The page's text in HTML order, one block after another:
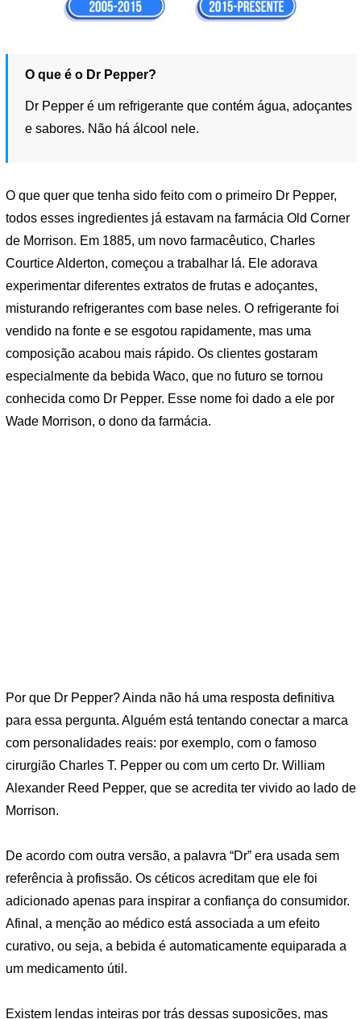
O que é o Dr Pepper?
Dr Pepper é um refrigerante que contém água, adoçantes
e sabores. Não há álcool nele.
O que quer que tenha sido feito com o primeiro Dr Pepper,
todos esses ingredientes já estavam na farmácia Old Corner
de Morrison. Em 1885, um novo farmacêutico, Charles
Courtice Alderton, começou a trabalhar lá. Ele adorava
experimentar diferentes extratos de frutas e adoçantes,
misturando refrigerantes com base neles. O refrigerante foi
vendido na fonte e se esgotou rapidamente, mas uma
composição acabou mais rápido. Os clientes gostaram
especialmente da bebida Waco, que no futuro se tornou
conhecida como Dr Pepper. Esse nome foi dado a ele por
Wade Morrison, o dono da farmácia.
Por que Dr Pepper? Ainda não há uma resposta definitiva
para essa pergunta. Alguém está tentando conectar a marca
com personalidades reais: por exemplo, com o famoso
cirurgião Charles T. Pepper ou com um certo Dr. William
Alexander Reed Pepper, que se acredita ter vivido ao lado de
Morrison.
De acordo com outra versão, a palavra “Dr” era usada sem
referência à profissão. Os céticos acreditam que ele foi
adicionado apenas para inspirar a confiança do consumidor.
Afinal, a menção ao médico está associada a um efeito
curativo, ou seja, a bebida é automaticamente equiparada a
um medicamento útil.
Existem lendas inteiras por trás dessas suposições, mas